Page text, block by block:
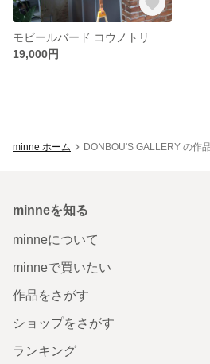
モビールバード コウノトリ
19,000円
minne ホーム DONBOU'S GALLERY の作
minneを知る
minneについて
minneで買いたい
作品をさがす
ショップをさがす
ランキング